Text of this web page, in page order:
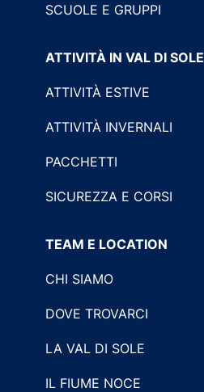
SCUOLE E GRUPPI
ATTIVITÀ IN VAL DI SOLE
ATTIVITÀ ESTIVE
ATTIVITÀ INVERNALI
PACCHETTI
SICUREZZA E CORSI
TEAM E LOCATION
CHI SIAMO
DOVE TROVARCI
LA VAL DI SOLE
IL FIUME NOCE